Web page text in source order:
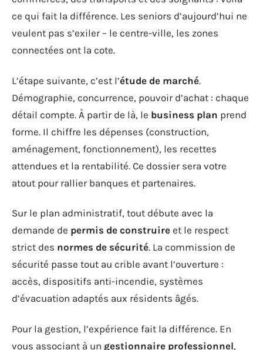
ce qui fait la différence. Les seniors d’aujourd’hui ne
veulent pas s’exiler – le centre-ville, les zones
connectées ont la cote.
L’étape suivante, c’est l’étude de marché.
Démographie, concurrence, pouvoir d’achat : chaque
détail compte. À partir de là, le business plan prend
forme. Il chiffre les dépenses (construction,
aménagement, fonctionnement), les recettes
attendues et la rentabilité. Ce dossier sera votre
atout pour rallier banques et partenaires.
Sur le plan administratif, tout débute avec la
demande de permis de construire et le respect
strict des normes de sécurité. La commission de
sécurité passe tout au crible avant l’ouverture :
accès, dispositifs anti-incendie, systèmes
d’évacuation adaptés aux résidents âgés.
Pour la gestion, l’expérience fait la différence. En
vous associant à un gestionnaire professionnel,